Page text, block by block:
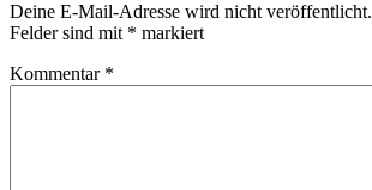
Deine E-Mail-Adresse wird nicht veröffentlicht.
Felder sind mit * markiert
Kommentar *